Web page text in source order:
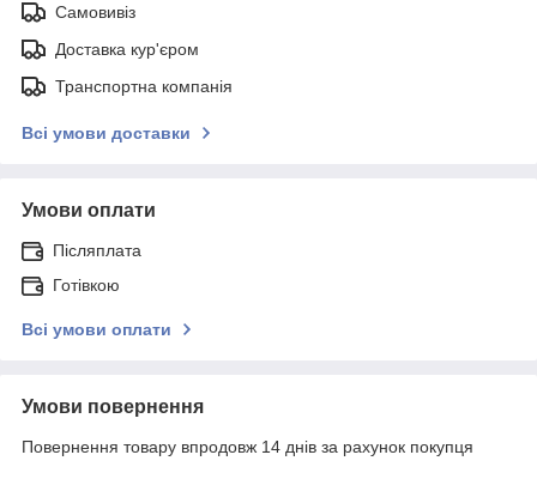
Самовивіз
Доставка кур'єром
Транспортна компанія
Всі умови доставки
Умови оплати
Післяплата
Готівкою
Всі умови оплати
Умови повернення
Повернення товару впродовж 14 днів за рахунок покупця